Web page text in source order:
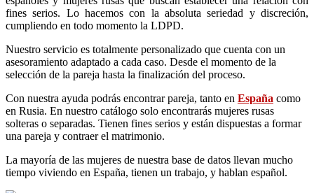
fines serios. Lo hacemos con la absoluta seriedad y discreción,
cumpliendo en todo momento la LDPD.
Nuestro servicio es totalmente personalizado que cuenta con un
asesoramiento adaptado a cada caso. Desde el momento de la
selección de la pareja hasta la finalización del proceso.
Con nuestra ayuda podrás encontrar pareja, tanto en España como
en Rusia. En nuestro catálogo solo encontrarás mujeres rusas
solteras o separadas. Tienen fines serios y están dispuestas a formar
una pareja y contraer el matrimonio.
La mayoría de las mujeres de nuestra base de datos llevan mucho
tiempo viviendo en España, tienen un trabajo, y hablan español.